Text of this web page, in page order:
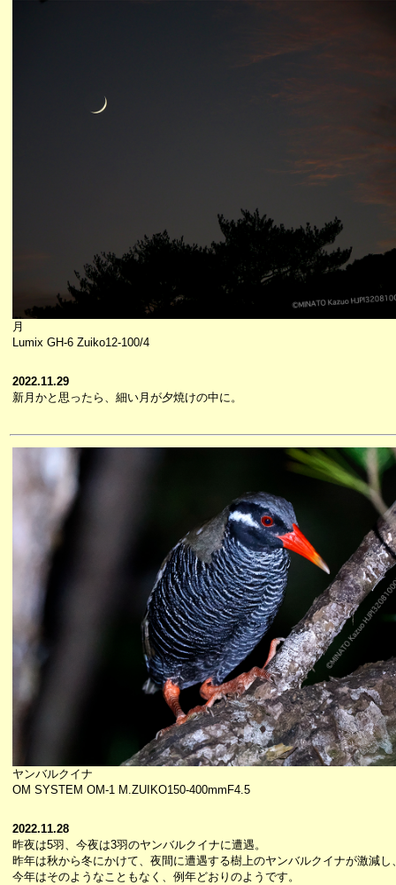
月
Lumix GH-6 Zuiko12-100/4
2022.11.29
新月かと思ったら、細い月が夕焼けの中に。
ヤンバルクイナ
OM SYSTEM OM-1 M.ZUIKO150-400mmF4.5
2022.11.28
昨夜は5羽、今夜は3羽のヤンバルクイナに遭遇。
昨年は秋から冬にかけて、夜間に遭遇する樹上のヤンバルクイナが激減し
今年はそのようなこともなく、例年どおりのようです。